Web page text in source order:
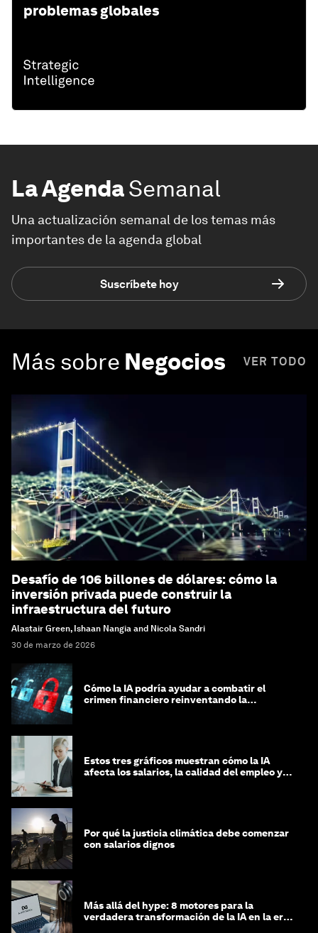
problemas globales
La AgendaSemanal
Una actualización semanal de los temas más
importantes de la agenda global
Suscríbete hoy
Más sobre Negocios VER TODO
Desafío de 106 billones de dólares: cómo la
inversión privada puede construir la
infraestructura del futuro
Alastair Green, Ishaan Nangia and Nicola Sandri
30 de marzo de 2026
Cómo la IA podría ayudar a combatir el
crimen financiero reinventando la
Estos tres gráficos muestran cómo la IA
afecta los salarios, la calidad del empleo y
Por qué la justicia climática debe comenzar
con salarios dignos
Más allá del hype: 8 motores para la
verdadera transformación de la IA en la era